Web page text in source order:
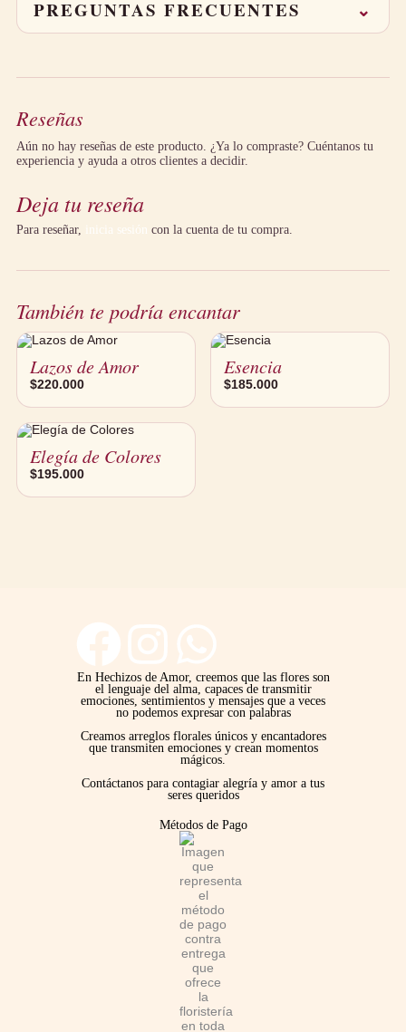
programa para el día siguiente.
Aceptamos tarjeta de crédito/débito, PSE, Nequi y pago contra
PREGUNTAS FRECUENTES ⌄
Replicamos el diseño con flores frescas del día; los tonos pueden
Reseñas
Aún no hay reseñas de este producto. ¿Ya lo compraste? Cuéntanos tu
experiencia y ayuda a otros clientes a decidir.
Deja tu reseña
Para reseñar, inicia sesión con la cuenta de tu compra.
También te podría encantar
Lazos de Amor
$220.000
Esencia
$185.000
Elegía de Colores
$195.000
F
a
c
e
I
n
s
t
a
m
W
h
a
t
s
a
p
p
En Hechizos de Amor, creemos que las flores son
el lenguaje del alma, capaces de transmitir
emociones, sentimientos y mensajes que a veces
no podemos expresar con palabras
Creamos arreglos florales únicos y encantadores
que transmiten emociones y crean momentos
mágicos.
Contáctanos para contagiar alegría y amor a tus
seres queridos
Métodos de Pago